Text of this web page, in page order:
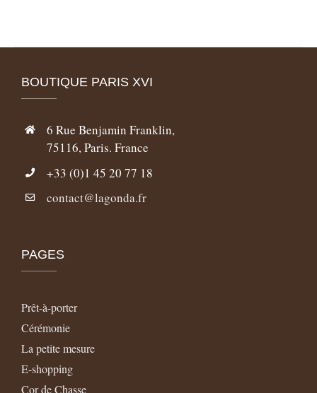
BOUTIQUE PARIS XVI
6 Rue Benjamin Franklin,
75116, Paris. France
+33 (0)1 45 20 77 18
contact@lagonda.fr
PAGES
Prêt-à-porter
Cérémonie
La petite mesure
E-shopping
Cor de Chasse